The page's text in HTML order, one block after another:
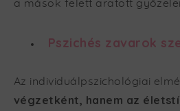
a mások felett aratott
Pszichés zavarok
Az individuálpszichológiai
végzetként, hanem az